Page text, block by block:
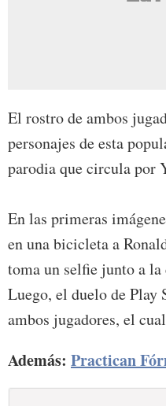
El rostro de ambos
personajes de esta
parodia que circula por
En las primeras
en una bicicleta a
toma un selfie junto a
Luego, el duelo de Play
ambos jugadores, el
Además: Practican